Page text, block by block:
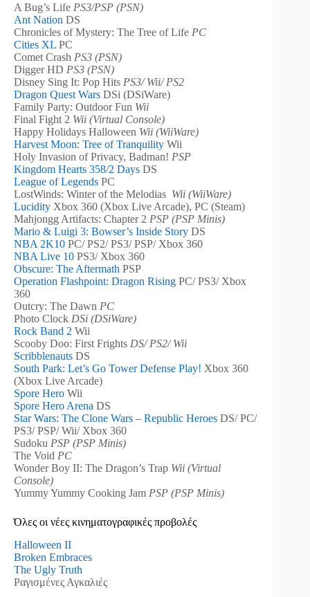
A Bug’s Life PS3/PSP (PSN)
Ant Nation DS
Chronicles of Mystery: The Tree of Life PC
Cities XL PC
Comet Crash PS3 (PSN)
Digger HD PS3 (PSN)
Disney Sing It: Pop Hits PS3/ Wii/ PS2
Dragon Quest Wars DSi (DSiWare)
Family Party: Outdoor Fun Wii
Final Fight 2 Wii (Virtual Console)
Happy Holidays Halloween Wii (WiiWare)
Harvest Moon: Tree of Tranquility Wii
Holy Invasion of Privacy, Badman! PSP
Kingdom Hearts 358/2 Days DS
League of Legends PC
LostWinds: Winter of the Melodias Wii (WiiWare)
Lucidity Xbox 360 (Xbox Live Arcade), PC (Steam)
Mahjongg Artifacts: Chapter 2 PSP (PSP Minis)
Mario & Luigi 3: Bowser’s Inside Story DS
NBA 2K10 PC/ PS2/ PS3/ PSP/ Xbox 360
NBA Live 10 PS3/ Xbox 360
Obscure: The Aftermath PSP
Operation Flashpoint: Dragon Rising PC/ PS3/ Xbox
360
Outcry: The Dawn PC
Photo Clock DSi (DSiWare)
Rock Band 2 Wii
Scooby Doo: First Frights DS/ PS2/ Wii
Scribblenauts DS
South Park: Let’s Go Tower Defense Play! Xbox 360
(Xbox Live Arcade)
Spore Hero Wii
Spore Hero Arena DS
Star Wars: The Clone Wars – Republic Heroes DS/ PC/
PS3/ PSP/ Wii/ Xbox 360
Sudoku PSP (PSP Minis)
The Void PC
Wonder Boy II: The Dragon’s Trap Wii (Virtual
Console)
Yummy Yummy Cooking Jam PSP (PSP Minis)
Όλες οι νέες κινηματογραφικές προβολές
Halloween II
Broken Embraces
The Ugly Truth
Ραγισμένες Αγκαλιές